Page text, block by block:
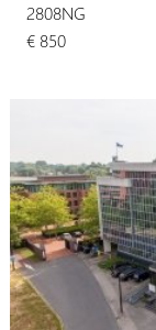
2808NG
€ 850